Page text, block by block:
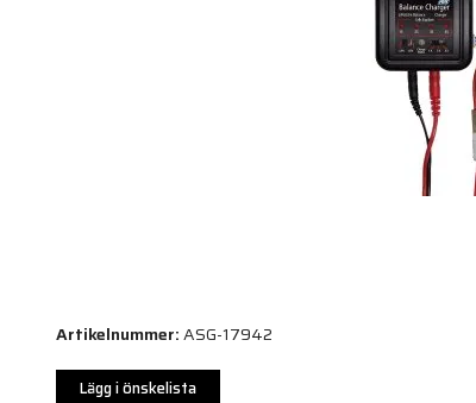
Artikelnummer:ASG-17942
Lägg i önskelista